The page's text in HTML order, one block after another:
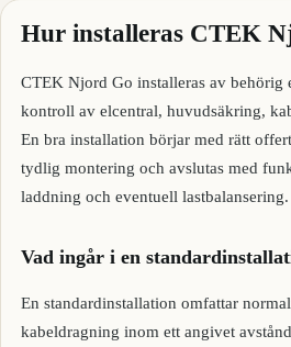
Hur installeras CTEK
CTEK Njord Go installeras av behörig
kontroll av elcentral, huvudsäkring,
En bra installation börjar med rätt
tydlig montering och avslutas med
laddning och eventuell lastbalansering.
Vad ingår i en
En standardinstallation omfattar
kabeldragning inom ett angivet